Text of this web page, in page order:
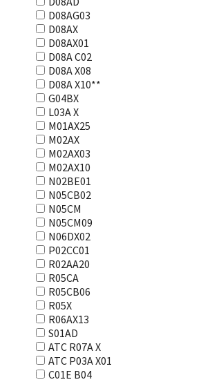
D08AG03
D08AX
D08AX01
D08А С02
D08А Х08
D08А Х10**
G04BX
L03А Х
M01AX25
M02AX
M02AX03
M02AX10
N02BE01
N05CB02
N05CM
N05CM09
N06DX02
P02CC01
R02AA20
R05CA
R05CB06
R05X
R06AX13
S01AD
АТС R07A X
АТС Р03А Х01
С01Е В04